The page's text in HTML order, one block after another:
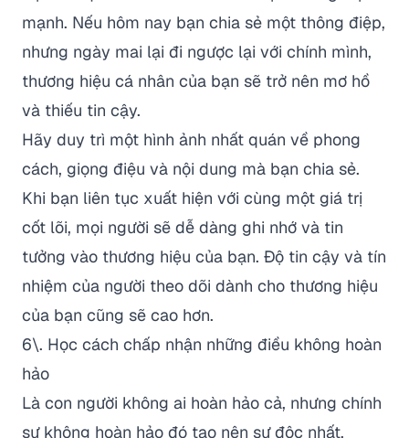
mạnh. Nếu hôm nay bạn chia sẻ một thông điệp,
nhưng ngày mai lại đi ngược lại với chính mình,
thương hiệu cá nhân của bạn sẽ trở nên mơ hồ
và thiếu tin cậy.
Hãy duy trì một hình ảnh nhất quán về phong
cách, giọng điệu và nội dung mà bạn chia sẻ.
Khi bạn liên tục xuất hiện với cùng một giá trị
cốt lõi, mọi người sẽ dễ dàng ghi nhớ và tin
tưởng vào thương hiệu của bạn. Độ tin cậy và tín
nhiệm của người theo dõi dành cho thương hiệu
của bạn cũng sẽ cao hơn.
6\. Học cách chấp nhận những điều không hoàn
hảo
Là con người không ai hoàn hảo cả, nhưng chính
sự không hoàn hảo đó tạo nên sự độc nhất.